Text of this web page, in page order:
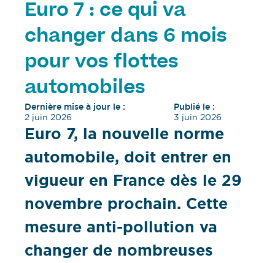
Euro 7 : ce qui va
changer dans 6 mois
pour vos flottes
automobiles
Dernière mise à jour le :
2 juin 2026
Publié le :
3 juin 2026
Euro 7, la nouvelle norme
automobile, doit entrer en
vigueur en France dès le 29
novembre prochain. Cette
mesure anti-pollution va
changer de nombreuses